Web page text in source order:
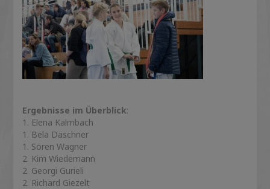
Ergebnisse im Überblick:
1. Elena Kalmbach
1. Bela Däschner
1. Sören Wagner
2. Kim Wiedemann
2. Georgi Gurieli
2. Richard Giezelt